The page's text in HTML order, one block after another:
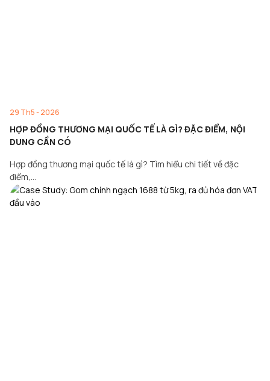
29 Th5 - 2026
HỢP ĐỒNG THƯƠNG MẠI QUỐC TẾ LÀ GÌ? ĐẶC ĐIỂM, NỘI
DUNG CẦN CÓ
Hợp đồng thương mại quốc tế là gì? Tìm hiểu chi tiết về đặc
điểm,…